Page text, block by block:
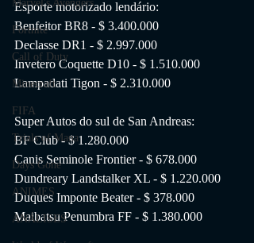
Marvel's Avengers
Fortnite
Call of Duty
Minecraft
FIFA
Trials of Mana
Days Gone
ANIMES
ANÁLISES
Esporte motorizado lendário:
Benfeitor BR8 - $ 3.400.000
Declasse DR1 - $ 2.997.000
Invetero Coquette D10 - $ 1.510.000
Lampadati Tigon - $ 2.310.000
Super Autos do sul de San Andreas:
BF Club - $ 1.280.000
Canis Seminole Frontier - $ 678.000
Dundreary Landstalker XL - $ 1.220.000
Duques Imponte Beater - $ 378.000
Maibatsu Penumbra FF - $ 1.380.000